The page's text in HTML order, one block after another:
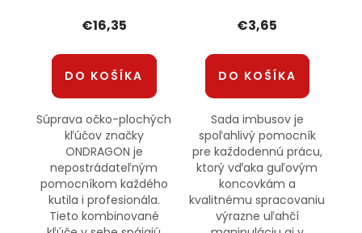
€16,35
DO KOŠÍKA
Súprava očko-plochých
kľúčov značky
ONDRAGON je
nepostrádateľným
pomocníkom každého
kutila i profesionála.
Tieto kombinované
€3,65
DO KOŠÍKA
Sada imbusov je
spoľahlivý pomocník
pre každodennú prácu,
ktorý vďaka guľovým
koncovkám a
kvalitnému spracovaniu
výrazne uľahčí